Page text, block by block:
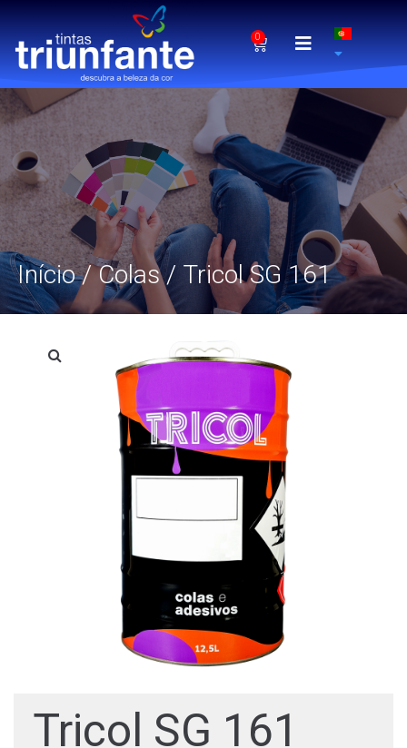
0
Início/Colas/ Tricol SG 161
Tricol SG 161